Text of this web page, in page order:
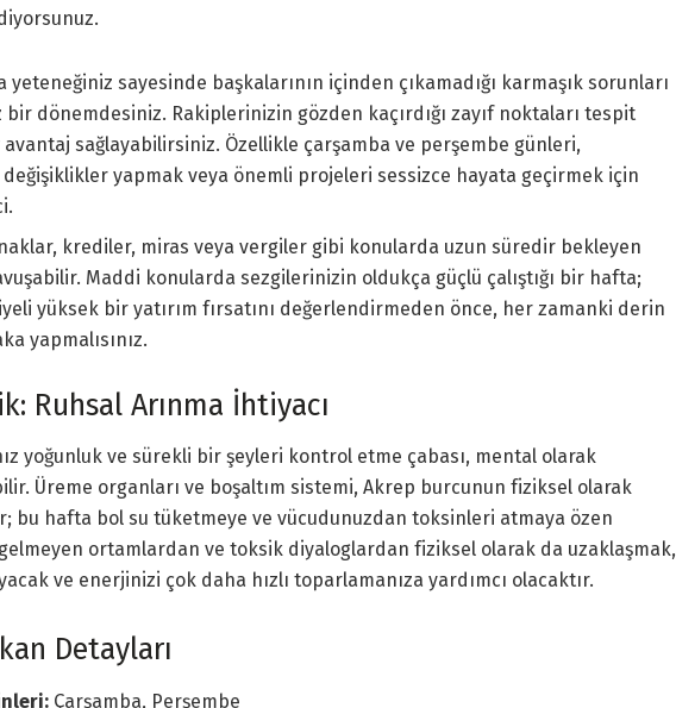
yeteneğiniz sayesinde başkalarının içinden çıkamadığı karmaşık sorunları
bir dönemdesiniz. Rakiplerinizin gözden kaçırdığı zayıf noktaları tespit
sağlayabilirsiniz. Özellikle çarşamba ve perşembe günleri,
yapmak veya önemli projeleri sessizce hayata geçirmek için
krediler, miras veya vergiler gibi konularda uzun süredir bekleyen
Maddi konularda sezgilerinizin oldukça güçlü çalıştığı bir hafta;
yüksek bir yatırım fırsatını değerlendirmeden önce, her zamanki derin
yapmalısınız.
Ruhsal Arınma İhtiyacı
yoğunluk ve sürekli bir şeyleri kontrol etme çabası, mental olarak
Üreme organları ve boşaltım sistemi, Akrep burcunun fiziksel olarak
bu hafta bol su tüketmeye ve vücudunuzdan toksinleri atmaya özen
ortamlardan ve toksik diyaloglardan fiziksel olarak da uzaklaşmak,
ve enerjinizi çok daha hızlı toparlamanıza yardımcı olacaktır.
Detayları
Çarşamba, Perşembe